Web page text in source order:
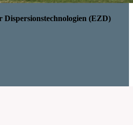
(EZD)